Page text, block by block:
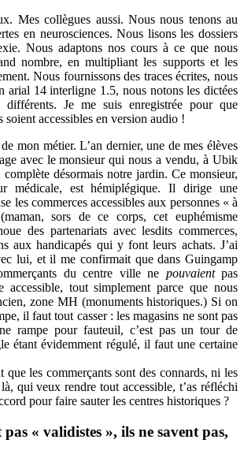
Mes collègues aussi. Nous nous tenons au
en neurosciences. Nous lisons les dossiers
Nous adaptons nos cours à ce que nous
nombre, en multipliant les supports et les
Nous fournissons des traces écrites, nous
arial 14 interligne 1.5, nous notons les dictées
différents. Je me suis enregistrée pour que
soient accessibles en version audio !
mon métier. L’an dernier, une de mes élèves
avec le monsieur qui nous a vendu, à Ubik
désormais notre jardin. Ce monsieur,
médicale, est hémiplégique. Il dirige une
les commerces accessibles aux personnes « à
sors de ce corps, cet euphémisme
des partenariats avec lesdits commerces,
aux handicapés qui y font leurs achats. J’ai
lui, et il me confirmait que dans Guingamp
du centre ville ne pouvaientpas
accessible, tout simplement parce que nous
zone MH (monuments historiques.) Si on
il faut tout casser : les magasins ne sont pas
rampe pour fauteuil, c’est pas un tour de
étant évidemment régulé, il faut une certaine
que les commerçants sont des connards, ni les
qui veux rendre tout accessible, t’as réfléchi
pour faire sauter les centres historiques ?
pas « validistes », ils ne savent pas,